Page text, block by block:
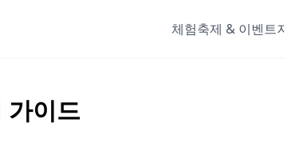
체험축제 & 이벤트
이드